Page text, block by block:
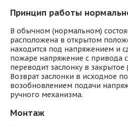
Принцип работы
В обычном (нормальном)
расположена в открытом
находится под напряжением и
пожаре напряжение с привода
переводит заслонку в
Возврат заслонки в исходное
возобновлением подачи
ручного механизма.
Монтаж